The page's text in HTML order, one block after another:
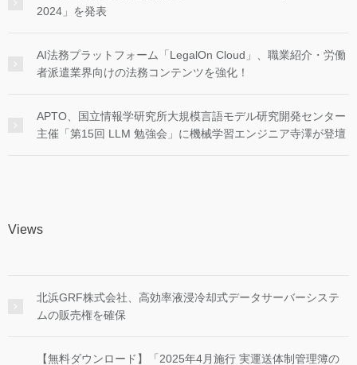
2024」を発表
AI法務プラットフォーム「LegalOn Cloud」、職業紹介・労働
者派遣業界向けの法務コンテンツを強化！
APTO、国立情報学研究所大規模言語モデル研究開発センター
主催「第15回 LLM 勉強会」に機械学習エンジニア寺澤が登壇
Views
北浜GRF株式会社、高効率液浸冷却式データサーバーシステ
ムの販売権を確保
【無料ダウンロード】「2025年4月施行 実運送体制管理簿の